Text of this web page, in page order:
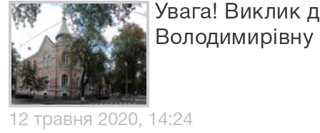
Увага! Виклик
Володимирівну
12 травня 2020, 14:24